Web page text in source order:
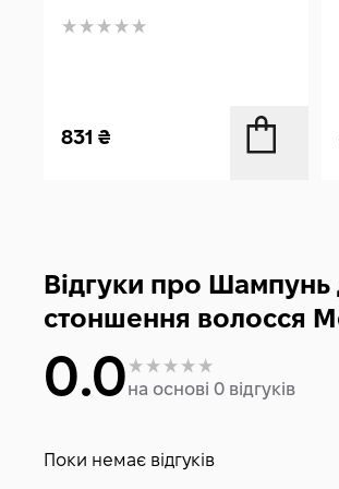
831 ₴
Відгуки про Шампунь
стоншення волосся
0.0на основі 0 відгуків
Поки немає відгуків